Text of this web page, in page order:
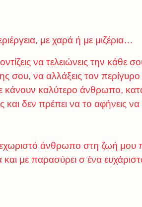
με χαρά ή με μιζέρια…
να τελειώνεις την κάθε
σου, να αλλάξεις τον
κάνουν καλύτερο άνθρωπο,
και δεν πρέπει να το αφήνεις
άνθρωπο στη ζωή
με παρασύρει σ ένα